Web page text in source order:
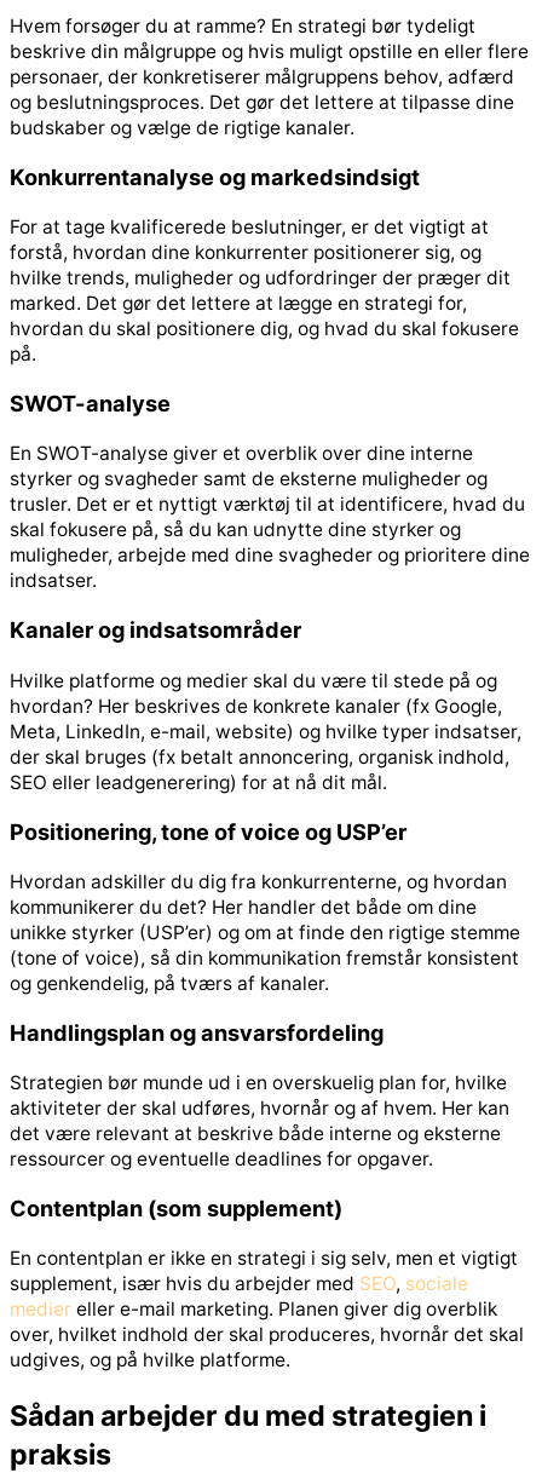
Hvem forsøger du at ramme? En strategi bør tydeligt
beskrive din målgruppe og hvis muligt opstille en eller flere
personaer, der konkretiserer målgruppens behov, adfærd
og beslutningsproces. Det gør det lettere at tilpasse dine
budskaber og vælge de rigtige kanaler.
Konkurrentanalyse og markedsindsigt
For at tage kvalificerede beslutninger, er det vigtigt at
forstå, hvordan dine konkurrenter positionerer sig, og
hvilke trends, muligheder og udfordringer der præger dit
marked. Det gør det lettere at lægge en strategi for,
hvordan du skal positionere dig, og hvad du skal fokusere
på.
SWOT-analyse
En SWOT-analyse giver et overblik over dine interne
styrker og svagheder samt de eksterne muligheder og
trusler. Det er et nyttigt værktøj til at identificere, hvad du
skal fokusere på, så du kan udnytte dine styrker og
muligheder, arbejde med dine svagheder og prioritere dine
indsatser.
Kanaler og indsatsområder
Hvilke platforme og medier skal du være til stede på og
hvordan? Her beskrives de konkrete kanaler (fx Google,
Meta, LinkedIn, e-mail, website) og hvilke typer indsatser,
der skal bruges (fx betalt annoncering, organisk indhold,
SEO eller leadgenerering) for at nå dit mål.
Positionering, tone of voice og USP’er
Hvordan adskiller du dig fra konkurrenterne, og hvordan
kommunikerer du det? Her handler det både om dine
unikke styrker (USP’er) og om at finde den rigtige stemme
(tone of voice), så din kommunikation fremstår konsistent
og genkendelig, på tværs af kanaler.
Handlingsplan og ansvarsfordeling
Strategien bør munde ud i en overskuelig plan for, hvilke
aktiviteter der skal udføres, hvornår og af hvem. Her kan
det være relevant at beskrive både interne og eksterne
ressourcer og eventuelle deadlines for opgaver.
Contentplan (som supplement)
En contentplan er ikke en strategi i sig selv, men et vigtigt
supplement, især hvis du arbejder med SEO, sociale
medier eller e-mail marketing. Planen giver dig overblik
over, hvilket indhold der skal produceres, hvornår det skal
udgives, og på hvilke platforme.
Sådan arbejder du med strategien i
praksis